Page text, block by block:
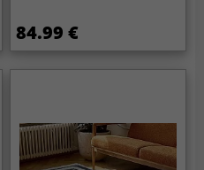
84.99 €